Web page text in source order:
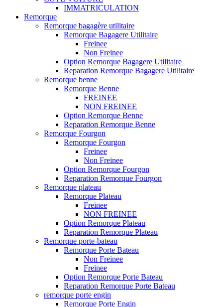
IMMATRICULATION
Remorque
Remorque bagagère utilitaire
Remorque Bagagere Utilitaire
Freinee
Non Freinee
Option Remorque Bagagere Utilitaire
Reparation Remorque Bagagere Utilitaire
Remorque benne
Remorque Benne
FREINEE
NON FREINEE
Option Remorque Benne
Reparation Remorque Benne
Remorque Fourgon
Remorque Fourgon
Freinee
Non Freinee
Option Remorque Fourgon
Reparation Remorque Fourgon
Remorque plateau
Remorque Plateau
Freinee
NON FREINEE
Option Remorque Plateau
Reparation Remorque Plateau
Remorque porte-bateau
Remorque Porte Bateau
Non Freinee
Freinee
Option Remorque Porte Bateau
Reparation Remorque Porte Bateau
remorque porte engin
Remorque Porte Engin